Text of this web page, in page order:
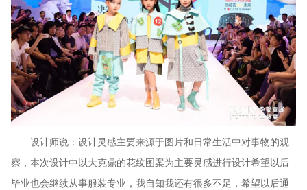
设计师说：设计灵感主要来源于图片和日常生活中对事物的观
察，本次设计中以大克鼎的花纹图案为主要灵感进行设计希望以后
毕业也会继续从事服装专业，我自知我还有很多不足，希望以后通